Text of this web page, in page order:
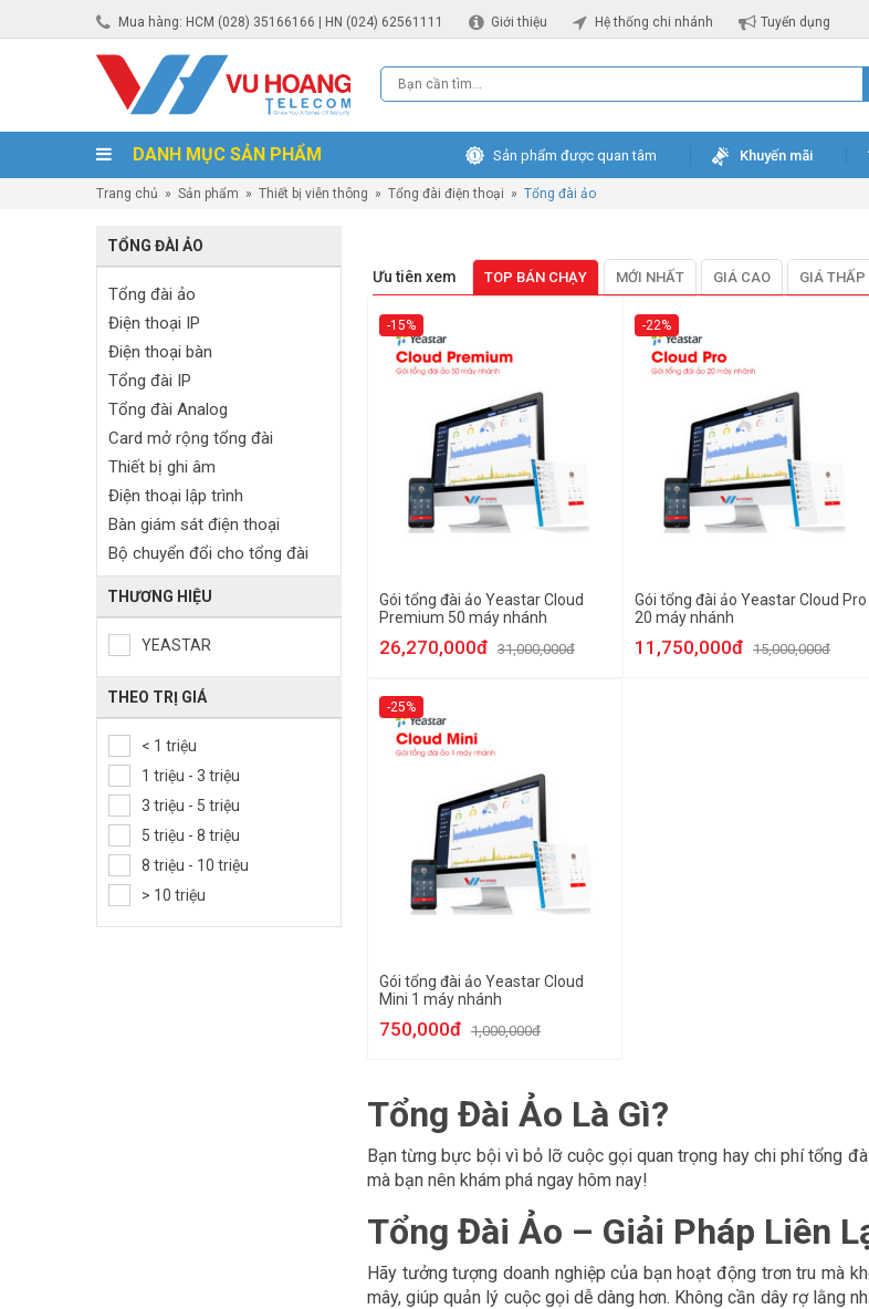
Mua hàng: HCM (028) 35166166 | HN (024) 62561111 Giới thiệu Hệ thống chi nhánh Tuyển dụng
DANH MỤC SẢN PHẨM Sản phẩm được quan tâm Khuyến mãi
Trang chủ » Sản phẩm » Thiết bị viễn thông » Tổng đài điện thoại » Tổng đài ảo
TỔNG ĐÀI ẢO
Tổng đài ảo
Điện thoại IP
Điện thoại bàn
Tổng đài IP
Tổng đài Analog
Card mở rộng tổng đài
Thiết bị ghi âm
Điện thoại lập trình
Bàn giám sát điện thoại
Bộ chuyển đổi cho tổng đài
Tai nghe Call center
Phụ kiện tổng đài
THƯƠNG HIỆU
YEASTAR
THEO TRỊ GIÁ
< 1 triệu
1 triệu - 3 triệu
3 triệu - 5 triệu
5 triệu - 8 triệu
8 triệu - 10 triệu
> 10 triệu
Ưu tiên xem TOP BÁN CHẠY MỚI NHẤT GIÁ CAO GIÁ THẤP
-15%
Gói tổng đài ảo Yeastar Cloud
Premium 50 máy nhánh
26,270,000đ 31,000,000đ
-22%
Gói tổng đài ảo Yeastar Cloud Pro
20 máy nhánh
11,750,000đ 15,000,000đ
-25%
Gói tổng đài ảo Yeastar Cloud
Mini 1 máy nhánh
750,000đ 1,000,000đ
Tổng Đài Ảo Là Gì?
Bạn từng bực bội vì bỏ lỡ cuộc gọi quan trọng hay chi phí tổng
mà bạn nên khám phá ngay hôm nay!
Tổng Đài Ảo – Giải Pháp Liên
Hãy tưởng tượng doanh nghiệp của bạn hoạt động trơn tru mà
mây, giúp quản lý cuộc gọi dễ dàng hơn. Không cần dây rợ lằng